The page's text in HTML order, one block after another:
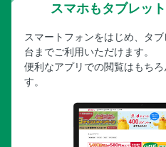
スマホもタブレッ
スマートフォンをはじめ、タ
台までご利用いただけます。
便利なアプリでの閲覧はもち
す。